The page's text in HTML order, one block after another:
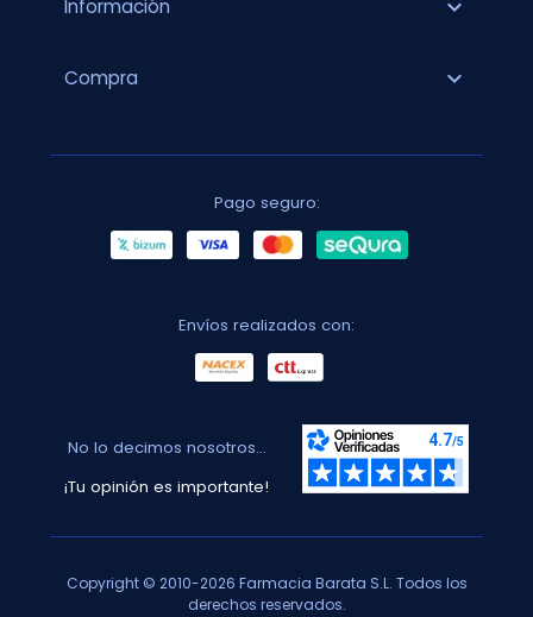
Información expand_more
Compra expand_more
Pago seguro:
Envíos realizados con:
No lo decimos nosotros...
¡Tu opinión es importante!
Copyright © 2010-2026 Farmacia Barata S.L. Todos los
derechos reservados.